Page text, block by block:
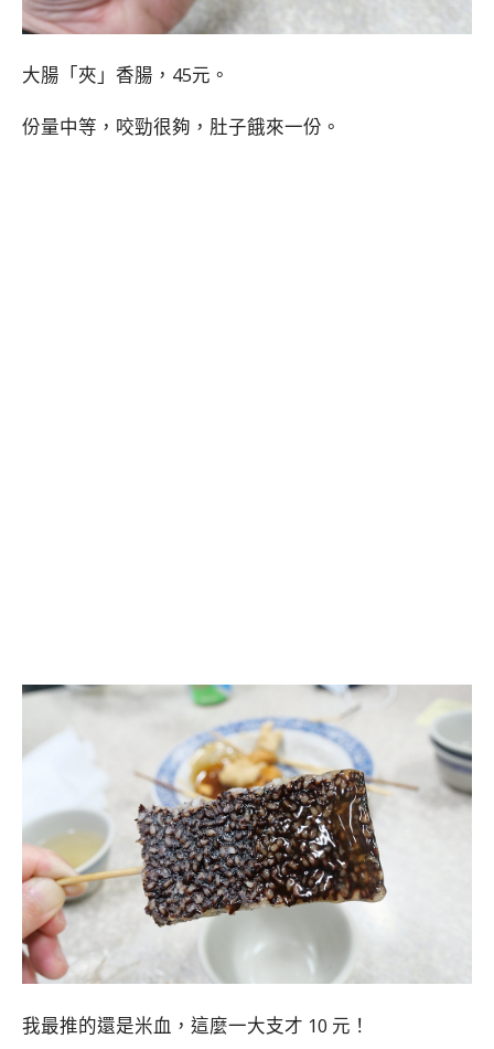
大腸「夾」香腸，45元。
份量中等，咬勁很夠，肚子餓來一份。
我最推的還是米血，這麼一大支才 10 元！